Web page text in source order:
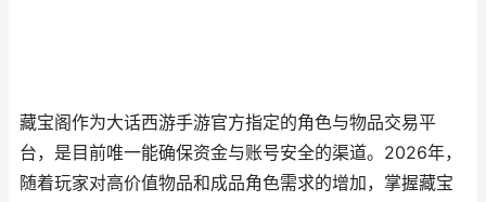
藏宝阁作为大话西游手游官方指定的角色与物品交易平
台，是目前唯一能确保资金与账号安全的渠道。2026年，
随着玩家对高价值物品和成品角色需求的增加，掌握藏宝